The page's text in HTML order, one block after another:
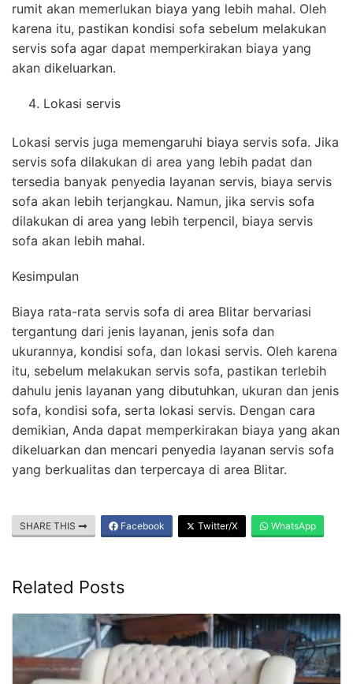
rumit akan memerlukan biaya yang lebih mahal. Oleh
karena itu, pastikan kondisi sofa sebelum melakukan
servis sofa agar dapat memperkirakan biaya yang
akan dikeluarkan.
Lokasi servis
Lokasi servis juga memengaruhi biaya servis sofa. Jika
servis sofa dilakukan di area yang lebih padat dan
tersedia banyak penyedia layanan servis, biaya servis
sofa akan lebih terjangkau. Namun, jika servis sofa
dilakukan di area yang lebih terpencil, biaya servis
sofa akan lebih mahal.
Kesimpulan
Biaya rata-rata servis sofa di area Blitar bervariasi
tergantung dari jenis layanan, jenis sofa dan
ukurannya, kondisi sofa, dan lokasi servis. Oleh karena
itu, sebelum melakukan servis sofa, pastikan terlebih
dahulu jenis layanan yang dibutuhkan, ukuran dan jenis
sofa, kondisi sofa, serta lokasi servis. Dengan cara
demikian, Anda dapat memperkirakan biaya yang akan
dikeluarkan dan mencari penyedia layanan servis sofa
yang berkualitas dan terpercaya di area Blitar.
SHARE THIS Facebook Twitter/X WhatsApp
Related Posts